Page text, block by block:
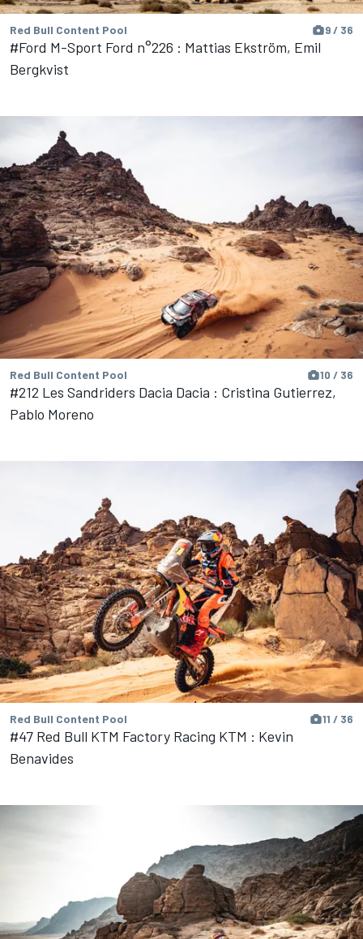
Red Bull Content Pool 9 / 36
#Ford M-Sport Ford n°226 : Mattias Ekström, Emil
Bergkvist
Red Bull Content Pool 10 / 36
#212 Les Sandriders Dacia Dacia : Cristina Gutierrez,
Pablo Moreno
Red Bull Content Pool 11 / 36
#47 Red Bull KTM Factory Racing KTM : Kevin
Benavides